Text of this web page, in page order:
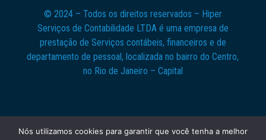
© 2024 – Todos os direitos reservados – Hiper
Serviços de Contabilidade LTDA é uma empresa de
prestação de Serviços contábeis, financeiros e de
departamento de pessoal, localizada no bairro do Centro,
no Rio de Janeiro – Capital
Nós utilizamos cookies para garantir que você tenha a melhor